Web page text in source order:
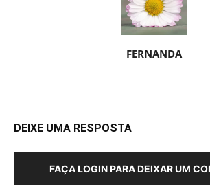
FERNANDA
DEIXE UMA RESPOSTA
FAÇA LOGIN PARA DEIXAR UM